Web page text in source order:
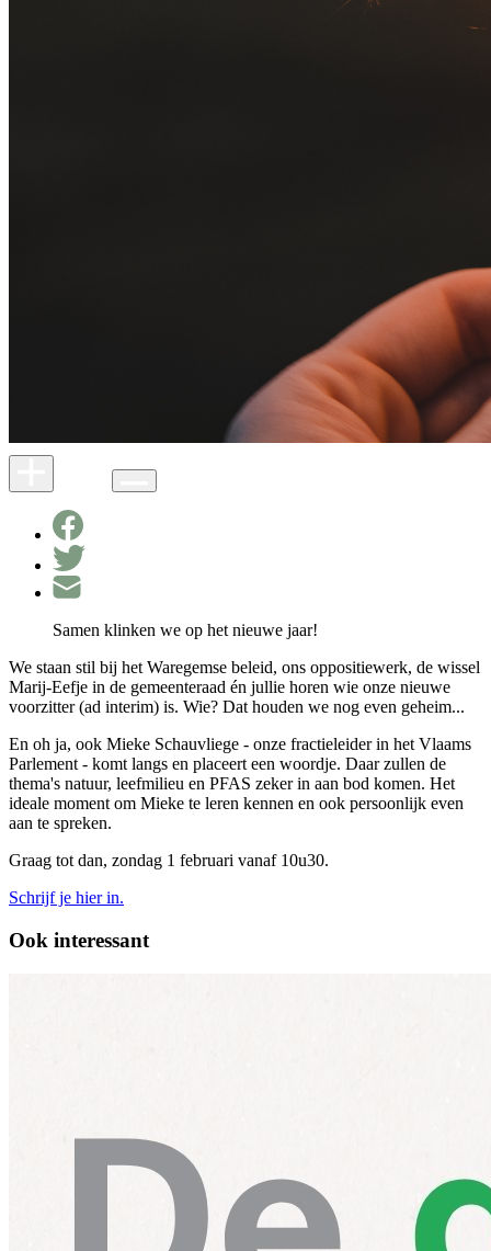
Samen klinken we op het nieuwe jaar!
We staan stil bij het Waregemse beleid, ons oppositiewerk, de wissel
Marij-Eefje in de gemeenteraad én jullie horen wie onze nieuwe
voorzitter (ad interim) is. Wie? Dat houden we nog even geheim...
En oh ja, ook Mieke Schauvliege - onze fractieleider in het Vlaams
Parlement - komt langs en placeert een woordje. Daar zullen de
thema's natuur, leefmilieu en PFAS zeker in aan bod komen. Het
ideale moment om Mieke te leren kennen en ook persoonlijk even
aan te spreken.
Graag tot dan, zondag 1 februari vanaf 10u30.
Schrijf je hier in.
Ook interessant